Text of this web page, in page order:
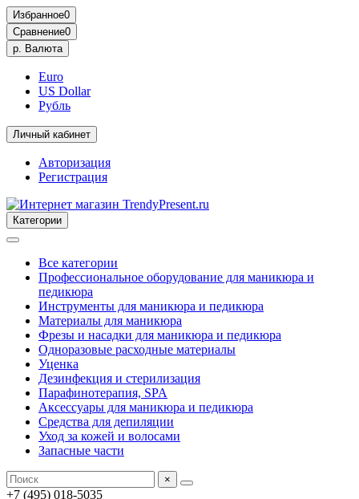
Избранное0
Сравнение0
р. Валюта
Euro
US Dollar
Рубль
Личный кабинет
Авторизация
Регистрация
Категории
Все категории
Профессиональное оборудование для маникюра и
педикюра
Инструменты для маникюра и педикюра
Материалы для маникюра
Фрезы и насадки для маникюра и педикюра
Одноразовые расходные материалы
Уценка
Дезинфекция и стерилизация
Парафинотерапия, SPA
Аксессуары для маникюра и педикюра
Средства для депиляции
Уход за кожей и волосами
Запасные части
×
+7 (495) 018-5035